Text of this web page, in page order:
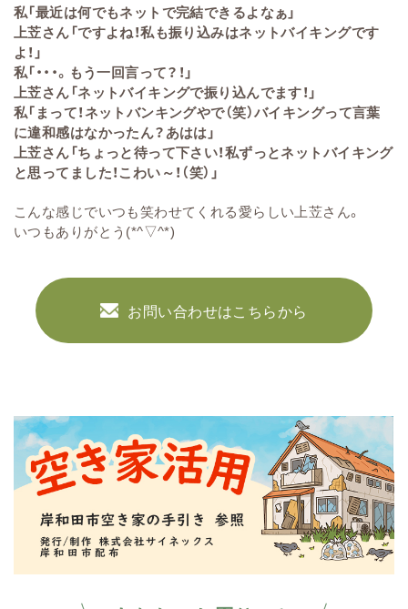
私「最近は何でもネットで完結できるよなぁ」
上苙さん「ですよね！私も振り込みはネットバイキングです
よ！」
私「・・・。もう一回言って？！」
上苙さん「ネットバイキングで振り込んでます！」
私「まって！ネットバンキングやで（笑）バイキングって言葉
に違和感はなかったん？あはは」
上苙さん「ちょっと待って下さい！私ずっとネットバイキング
と思ってました！こわい～！（笑）」
こんな感じでいつも笑わせてくれる愛らしい上苙さん。
いつもありがとう(*^▽^*)
お問い合わせはこちらから